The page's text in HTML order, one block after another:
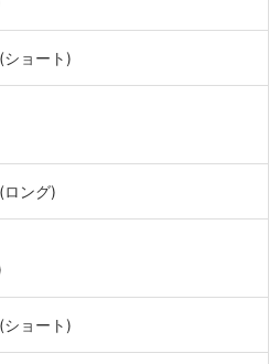
ショート)
ロング)
ショート)